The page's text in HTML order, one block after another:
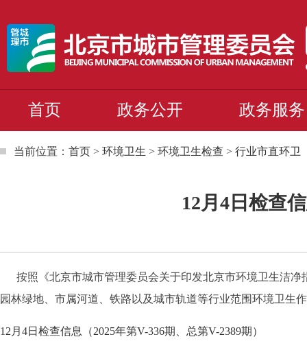
首页 政务公开 政务服务
当前位置： 首页 > 环境卫生 > 环境卫生检查 > 行业市直环卫
12月4日检查
按照《北京市城市管理委员会关于印发北京市环境卫生洁净
园林绿地、市属河道、铁路以及城市轨道等行业范围环境卫生
12月4日检查信息（2025年第V-336期、总第V-2389期）